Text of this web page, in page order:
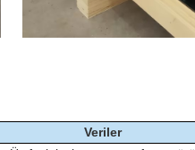
Veriler